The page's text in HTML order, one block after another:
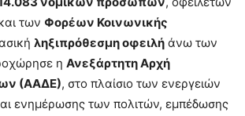
των Φορέων Κοινωνικής
ληξιπρόθεσμη οφειλή άνω των
η Ανεξάρτητη Αρχή
(ΑΑΔΕ), στο πλαίσιο των ενεργειών
ενημέρωσης των πολιτών, εμπέδωσης